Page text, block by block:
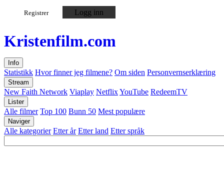
Registrer Logg inn
Kristenfilm.com
Info
Statistikk Hvor finner jeg filmene? Om siden Personvernserklæring
Stream
New Faith Network Viaplay NetflixYouTube RedeemTV
Lister
Alle filmer Top 100 Bunn 50 Mest populære
Naviger
Alle kategorier Etter år Etter land Etter språk